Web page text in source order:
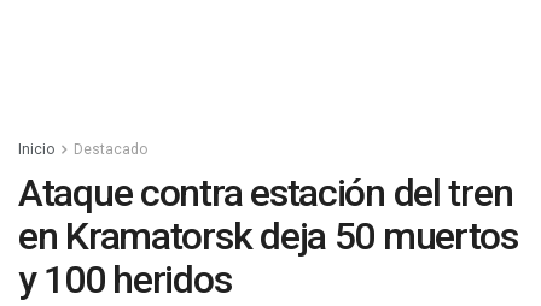
Inicio Destacado
Ataque contra estación del tren
en Kramatorsk deja 50 muertos
y 100 heridos